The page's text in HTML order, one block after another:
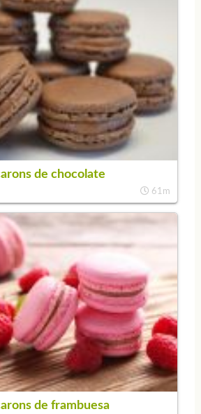
de chocolate
61m
de frambuesa